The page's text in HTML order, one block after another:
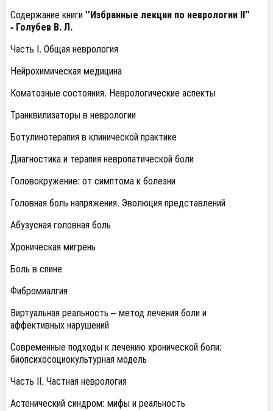
Содержание книги"Избранные лекции по неврологии II"
- Голубев В. Л.
Часть I. Общая неврология
Нейрохимическая медицина
Коматозные состояния. Неврологические аспекты
Транквилизаторы в неврологии
Ботулинотерапия в клинической практике
Диагностика и терапия невропатической боли
Головокружение: от симптома к болезни
Головная боль напряжения. Эволюция представлений
Абузусная головная боль
Хроническая мигрень
Боль в спине
Фибромиалгия
Виртуальная реальность – метод лечения боли и
аффективных нарушений
Современные подходы к лечению хронической боли:
биопсихосоциокультурная модель
Часть II. Частная неврология
Астенический синдром: мифы и реальность